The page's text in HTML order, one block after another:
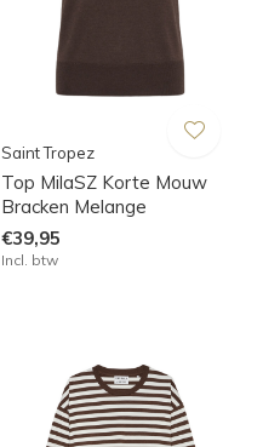
Saint Tropez
Top MilaSZ Korte Mouw
Bracken Melange
€39,95
Incl. btw